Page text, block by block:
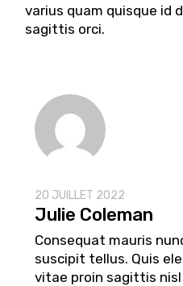
varius quam quisque id
sagittis orci.
Julie Coleman
20 JUILLET 2022
Consequat mauris
suscipit tellus. Quis
vitae proin sagittis nisl